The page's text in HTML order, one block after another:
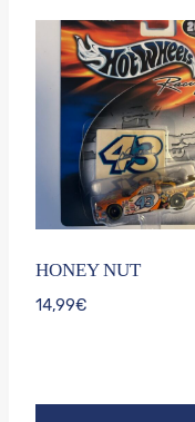
HONEY NUT
14,99€